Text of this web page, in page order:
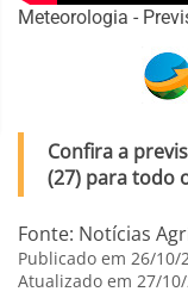
Meteorologia -
Confira a
(27) para todo
Fonte: Notícias
Publicado em 26/10/
Atualizado em 27/